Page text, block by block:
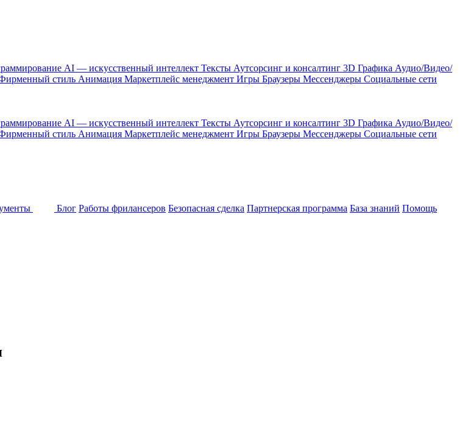
AI — искусственный интеллект Тексты Аутсорсинг и консалтинг 3D Графика Аудио/Видео/
стиль Анимация Маркетплейс менеджмент Игры Браузеры Мессенджеры Социальные сети
AI — искусственный интеллект Тексты Аутсорсинг и консалтинг 3D Графика Аудио/Видео/
стиль Анимация Маркетплейс менеджмент Игры Браузеры Мессенджеры Социальные сети
Блог Работы фрилансеров Безопасная сделка Партнерская программа База знаний Помощь